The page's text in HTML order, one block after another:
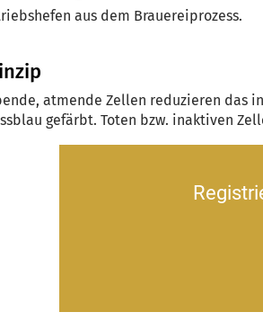
aus dem Brauereiprozess.
atmende Zellen reduzieren das
gefärbt. Toten bzw. inaktiven